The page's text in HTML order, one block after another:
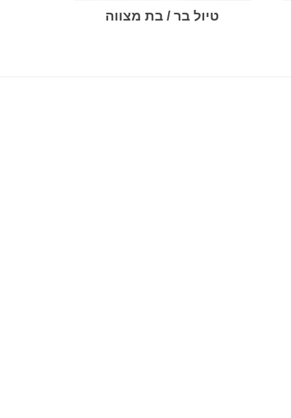
טיול בר / בת מצווה